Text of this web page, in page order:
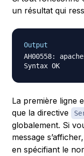
un résultat qui
Output
AH00558:
La première ligne
que la directive
globalement. Si
message
en spécifiant le